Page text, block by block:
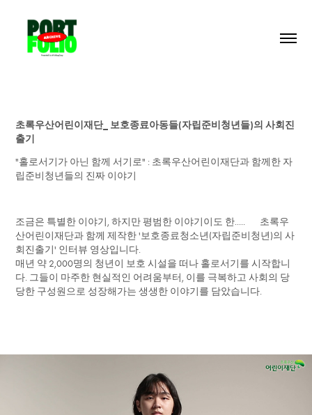
초록우산어린이재단_ 보호종료아동들(자립준비청년들)의 사회진
출기
"홀로서기가 아닌 함께 서기로" : 초록우산어린이재단과 함께한 자
립준비청년들의 진짜 이야기
조금은 특별한 이야기, 하지만 평범한 이야기이도 한..... 초록우
산어린이재단과 함께 제작한 '보호종료청소년(자립준비청년)의 사
회진출기' 인터뷰 영상입니다.
매년 약 2,000명의 청년이 보호 시설을 떠나 홀로서기를 시작합니
다. 그들이 마주한 현실적인 어려움부터, 이를 극복하고 사회의 당
당한 구성원으로 성장해가는 생생한 이야기를 담았습니다.